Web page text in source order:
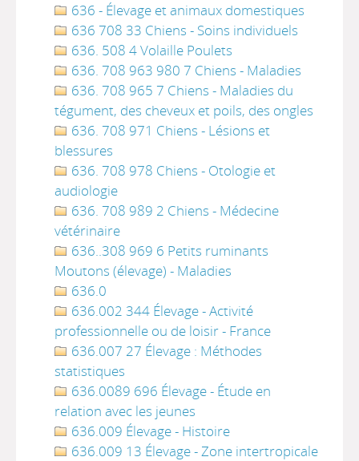
636 - Élevage et animaux domestiques
636 708 33 Chiens - Soins individuels
636. 508 4 Volaille Poulets
636. 708 963 980 7 Chiens - Maladies
636. 708 965 7 Chiens - Maladies du
tégument, des cheveux et poils, des ongles
636. 708 971 Chiens - Lésions et
blessures
636. 708 978 Chiens - Otologie et
audiologie
636. 708 989 2 Chiens - Médecine
vétérinaire
636..308 969 6 Petits ruminants
Moutons (élevage) - Maladies
636.0
636.002 344 Élevage - Activité
professionnelle ou de loisir - France
636.007 27 Élevage : Méthodes
statistiques
636.0089 696 Élevage - Étude en
relation avec les jeunes
636.009 Élevage - Histoire
636.009 13 Élevage - Zone intertropicale